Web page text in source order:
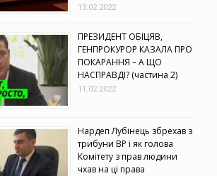
13.02.2022
ПРЕЗИДЕНТ ОБІЦЯВ,
ГЕНПРОКУРОР КАЗАЛА ПРО
ПОКАРАННЯ – А ЩО
НАСПРАВДІ? (частина 2)
11.02.2022
Нардеп Лубінець збрехав з
трибуни ВР і як голова
Комітету з прав людини
чхав на ці права